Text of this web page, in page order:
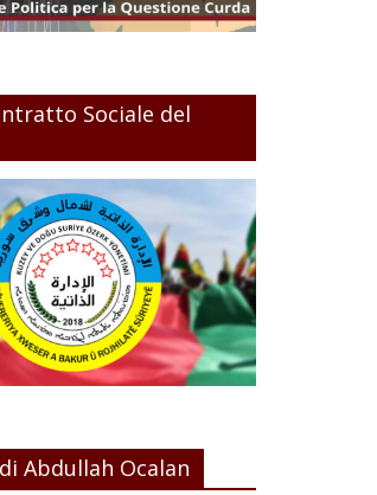
Sociale del
Abdullah Ocalan